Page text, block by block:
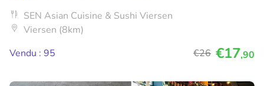
SEN Asian Cuisine & Sushi Viersen
Viersen (8km)
Vendu : 95
€26 €17,90